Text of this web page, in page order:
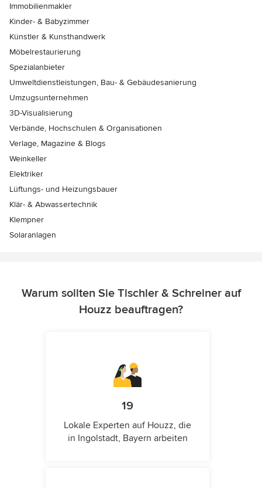
Immobilienmakler
Kinder- & Babyzimmer
Künstler & Kunsthandwerk
Möbelrestaurierung
Spezialanbieter
Umweltdienstleistungen, Bau- & Gebäudesanierung
Umzugsunternehmen
3D-Visualisierung
Verbände, Hochschulen & Organisationen
Verlage, Magazine & Blogs
Weinkeller
Elektriker
Lüftungs- und Heizungsbauer
Klär- & Abwassertechnik
Klempner
Solaranlagen
Warum sollten Sie Tischler & Schreiner auf
Houzz beauftragen?
19
Lokale Experten auf Houzz, die
in Ingolstadt, Bayern arbeiten